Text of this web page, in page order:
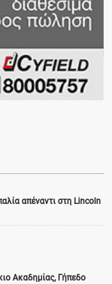
απέναντι στη Lincoln
Ακαδημίας, Γήπεδο